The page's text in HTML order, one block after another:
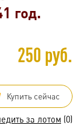
год.
250 руб.
Купить сейчас
за лотом (0)